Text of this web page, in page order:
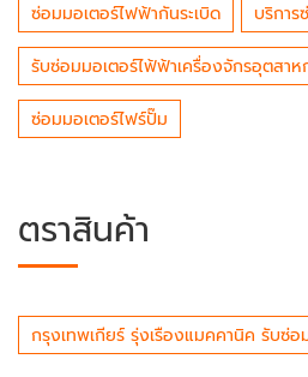
ซ่อมมอเตอร์ไฟฟ้ากันระเบิด บริการ
รับซ่อมมอเตอร์ไฟ้ฟ้าเครื่องจักรอุตสาห
ซ่อมมอเตอร์ไฟร์ปั๊ม
ตราสินค้า
กรุงเทพเกียร์ รุ่งเรืองแมคคานิค รับซ่